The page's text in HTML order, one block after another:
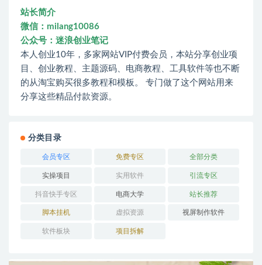
站长简介
微信：milang10086
公众号：迷浪创业笔记
本人创业10年，多家网站VIP付费会员，本站分享创业项
目、创业教程、主题源码、电商教程、工具软件等也不断
的从淘宝购买很多教程和模板。 专门做了这个网站用来
分享这些精品付款资源。
分类目录
会员专区 免费专区 全部分类
实操项目 实用软件 引流专区
抖音快手专区 电商大学 站长推荐
脚本挂机 虚拟资源 视屏制作软件
软件板块 项目拆解